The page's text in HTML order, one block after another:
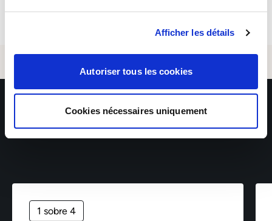
Afficher les détails
Autoriser tous les cookies
Cookies nécessaires uniquement
1 sobre 4